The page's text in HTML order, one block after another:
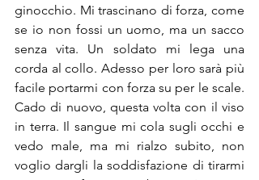
ginocchio. Mi trascinano di forza, come
se io non fossi un uomo, ma un sacco
senza vita. Un soldato mi lega una
corda al collo. Adesso per loro sarà più
facile portarmi con forza su per le scale.
Cado di nuovo, questa volta con il viso
in terra. Il sangue mi cola sugli occhi e
vedo male, ma mi rialzo subito, non
voglio dargli la soddisfazione di tirarmi